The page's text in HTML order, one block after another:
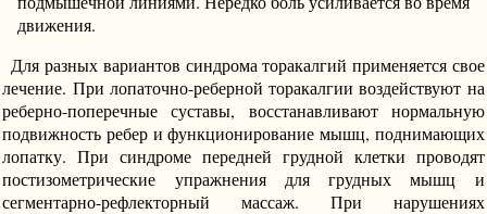
движения.
Для разных вариантов синдрома торакалгий применяется свое
лечение. При лопаточно-реберной торакалгии воздействуют на
реберно-поперечные суставы, восстанавливают нормальную
подвижность ребер и функционирование мышц, поднимающих
лопатку. При синдроме передней грудной клетки проводят
постизометрические упражнения для грудных мышц и
сегментарно-рефлекторный массаж. При нарушениях